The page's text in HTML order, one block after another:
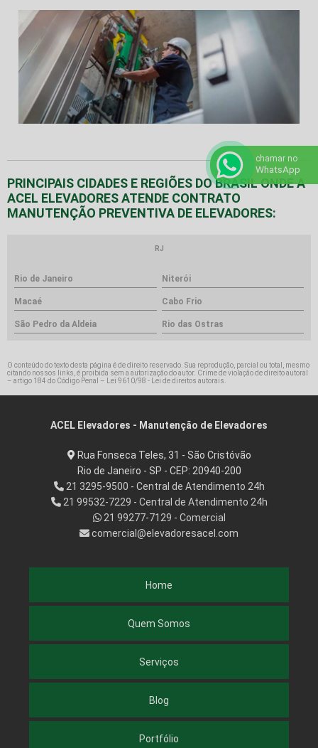
PRINCIPAIS CIDADES E REGIÕES DO BRASIL ONDE A
ACEL ELEVADORES ATENDE CONTRATO
MANUTENÇÃO PREVENTIVA DE ELEVADORES:
RJ
Rio de Janeiro Niterói
Macaé Cabo Frio
São Pedro da Aldeia Rio das Ostras
O conteúdo do texto desta página é de direito reservado. Sua reprodução, parcial ou total, mesmo
citando nossos links, é proibida sem a autorização do autor. Crime de violação de direito autoral
– artigo 184 do Código Penal –
Lei 9610/98 - Lei de direitos autorais
ACEL Elevadores - Manutenção de Elevadores
Rua Fonseca Teles, 31 - São Cristóvão
Rio de Janeiro - SP - CEP: 20940-200
21 3295-9500 - Central de Atendimento 24h
21 99532-7229 - Central de Atendimento 24h
21 99277-7129 - Comercial
comercial@elevadoresacel.com
Home
Quem Somos
Serviços
Blog
Portfólio
chamar no
WhatsApp